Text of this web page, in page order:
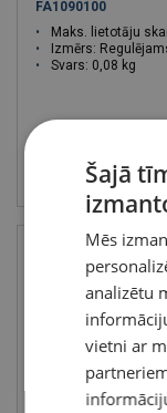
FA1090100
Maks. lietotāju
Izmērs:
Svars: 0,08 kg
Skatīt
Šajā
Mēs
analizētu
vietni ar